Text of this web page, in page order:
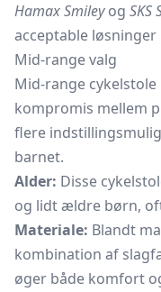
Hamax Smileyog SKS
acceptable
Mid-range valg
Mid-range
kompromis mellem
flere
barnet.
Alder: Disse
og lidt ældre børn,
Materiale: Blandt
kombination af
øger både komfort